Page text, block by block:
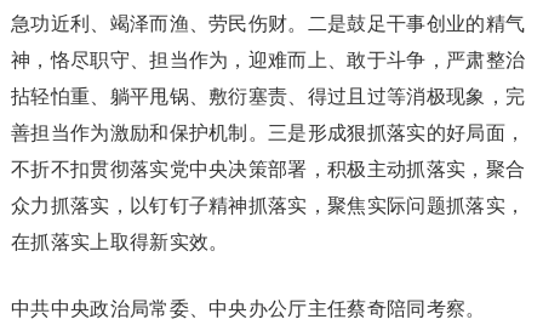
急功近利、竭泽而渔、劳民伤财。二是鼓足干事创业的精气
神，恪尽职守、担当作为，迎难而上、敢于斗争，严肃整治
拈轻怕重、躺平甩锅、敷衍塞责、得过且过等消极现象，完
善担当作为激励和保护机制。三是形成狠抓落实的好局面，
不折不扣贯彻落实党中央决策部署，积极主动抓落实，聚合
众力抓落实，以钉钉子精神抓落实，聚焦实际问题抓落实，
在抓落实上取得新实效。
中共中央政治局常委、中央办公厅主任蔡奇陪同考察。